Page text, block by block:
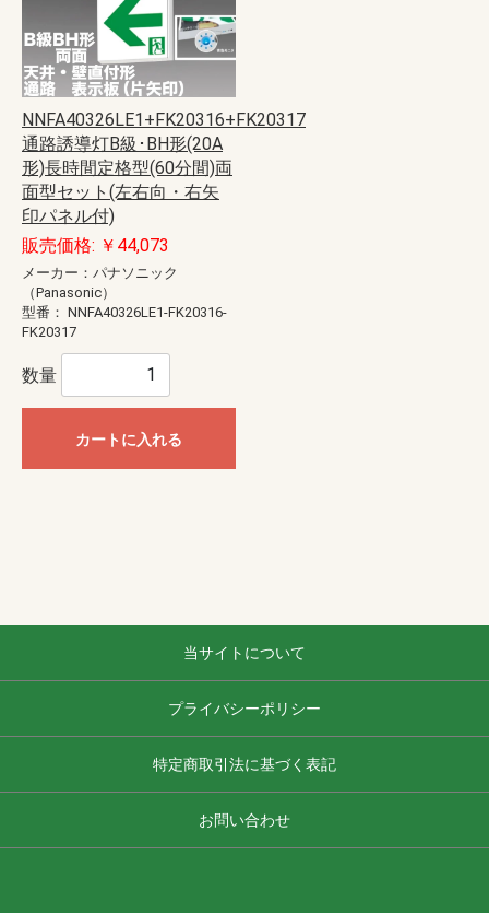
NNFA40326LE1+FK20316+FK20317
通路誘導灯B級･BH形(20A
形)長時間定格型(60分間)両
面型セット(左右向・右矢
印パネル付)
販売価格: ￥44,073
メーカー：パナソニック
（Panasonic）
型番： NNFA40326LE1-FK20316-
FK20317
数量
カートに入れる
当サイトについて
プライバシーポリシー
特定商取引法に基づく表記
お問い合わせ